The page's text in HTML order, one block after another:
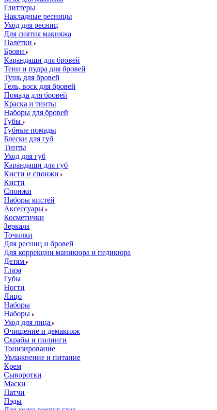
Глиттеры
Накладные ресницы
Уход для ресниц
Для снятия макияжа
Палетки
Брови
Карандаши для бровей
Тени и пудра для бровей
Тушь для бровей
Гель, воск для бровей
Помада для бровей
Краска и тинты
Наборы для бровей
Губы
Губные помады
Блески для губ
Тинты
Уход для губ
Карандаши для губ
Кисти и спонжи
Кисти
Спонжи
Наборы кистей
Аксессуары
Косметички
Зеркала
Точилки
Для ресниц и бровей
Для коррекции маникюра и педикюра
Детям
Глаза
Губы
Ногти
Лицо
Наборы
Наборы
Уход для лица
Очищение и демакияж
Скрабы и пилинги
Тонизирование
Увлажнение и питание
Крем
Сыворотки
Маски
Патчи
Пэды